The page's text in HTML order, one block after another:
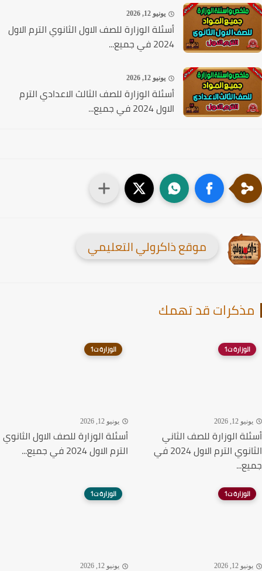
يونيو 12, 2026
أسئلة الوزارة للصف الاول الثانوي الترم الاول
2024 في جميع...
يونيو 12, 2026
أسئلة الوزارة للصف الثالث الاعدادي الترم
الاول 2024 في جميع...
موقع ذاكرولي التعليمي
قد تهمك
الوزارة ت1
12, 2026
الوزارة للصف الثاني
الثانوي الترم الاول 2024 في
الوزارة ت1
يونيو 12, 2026
أسئلة الوزارة للصف الاول الثانوي
الترم الاول 2024 في جميع...
الوزارة ت1
12, 2026
الوزارة ت1
يونيو 12, 2026